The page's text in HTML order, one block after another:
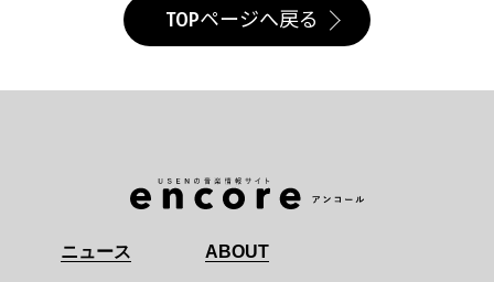
TOPページへ戻る
ニュース ABOUT